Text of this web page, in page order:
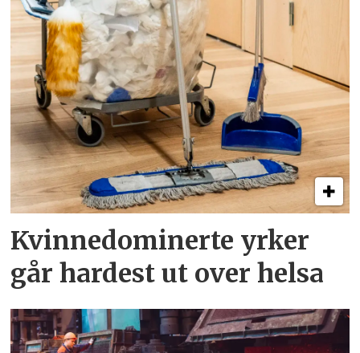
Kvinnedominerte yrker
går hardest ut over helsa